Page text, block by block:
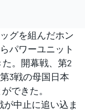
グを組んだホン
パワーユニット
た。開幕戦、第2
3戦の母国日本
できた。
中止に追い込ま